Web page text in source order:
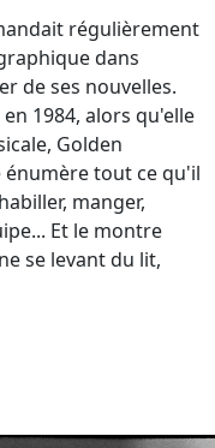
régulièrement
dans
de ses nouvelles.
1984, alors qu'elle
Golden
énumère tout ce qu'il
manger,
Et le montre
se levant du lit,